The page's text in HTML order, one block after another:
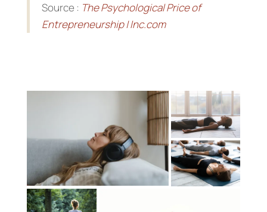
Source : The Psychological Price of
Entrepreneurship | Inc.com